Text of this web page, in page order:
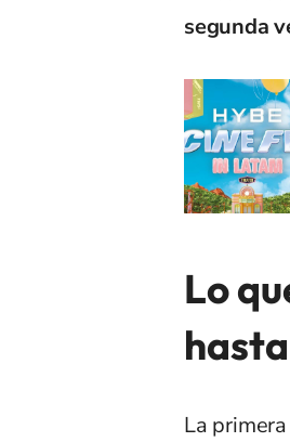
segunda
Lo
La